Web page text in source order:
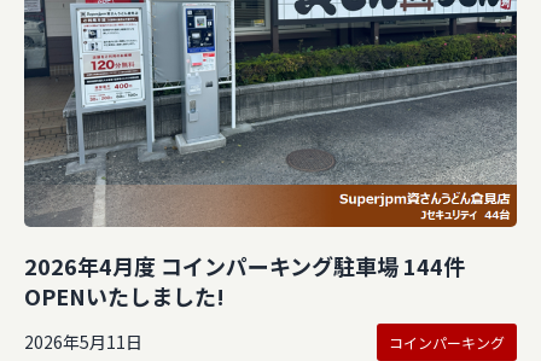
2026年4月度 コインパーキング駐車場 144件
OPENいたしました!
2026年5月11日 コインパーキング